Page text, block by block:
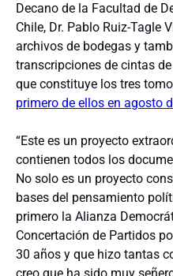
Decano de la Facultad de
Chile, Dr. Pablo Ruiz-Tagle
archivos de bodegas y
transcripciones de cintas
que constituye los tres
primero de ellos en agosto
“Este es un proyecto
contienen todos los
No solo es un proyecto
bases del pensamiento
primero la Alianza
Concertación de Partidos
30 años y que hizo tantas